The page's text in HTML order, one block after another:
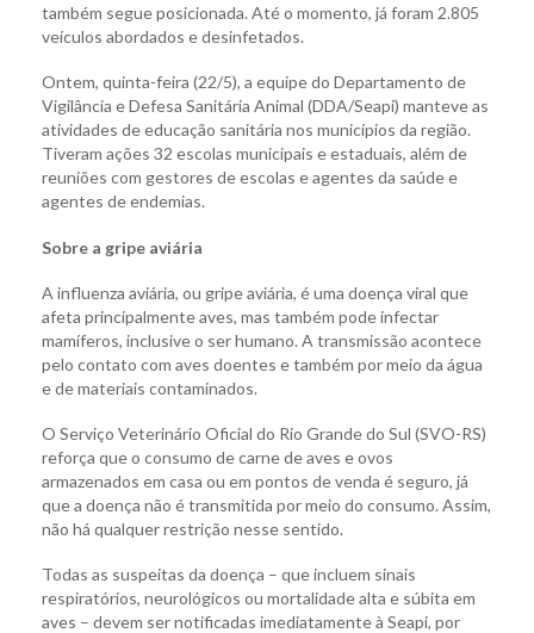
também segue posicionada. Até o momento, já foram 2.805
veículos abordados e desinfetados.
Ontem, quinta-feira (22/5), a equipe do Departamento de
Vigilância e Defesa Sanitária Animal (DDA/Seapi) manteve as
atividades de educação sanitária nos municípios da região.
Tiveram ações 32 escolas municipais e estaduais, além de
reuniões com gestores de escolas e agentes da saúde e
agentes de endemias.
Sobre a gripe aviária
A influenza aviária, ou gripe aviária, é uma doença viral que
afeta principalmente aves, mas também pode infectar
mamíferos, inclusive o ser humano. A transmissão acontece
pelo contato com aves doentes e também por meio da água
e de materiais contaminados.
O Serviço Veterinário Oficial do Rio Grande do Sul (SVO-RS)
reforça que o consumo de carne de aves e ovos
armazenados em casa ou em pontos de venda é seguro, já
que a doença não é transmitida por meio do consumo. Assim,
não há qualquer restrição nesse sentido.
Todas as suspeitas da doença – que incluem sinais
respiratórios, neurológicos ou mortalidade alta e súbita em
aves – devem ser notificadas imediatamente à Seapi, por